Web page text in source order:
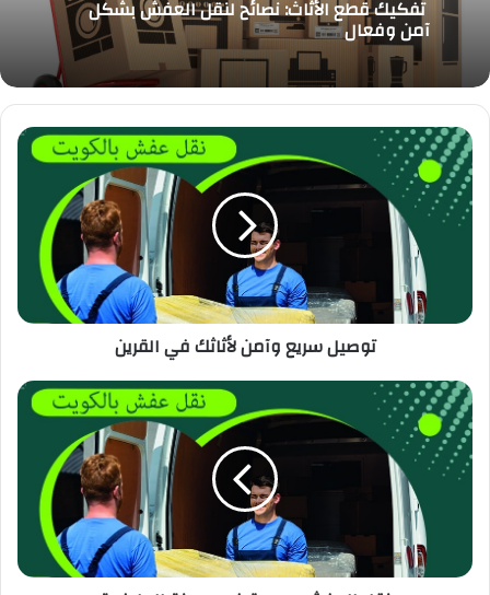
تفكيك قطع الأثاث: نصائح لنقل العفش بشكل
آمن وفعال
توصيل سريع وآمن لأثاثك في القرين